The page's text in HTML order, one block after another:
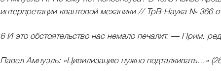
интерпретации квантовой механики // ТрВ-Наука № 366
6 И это обстоятельство нас немало печалит. — Прим.
Павел Амнуэль: «Цивилизацию нужно подталкивать…»